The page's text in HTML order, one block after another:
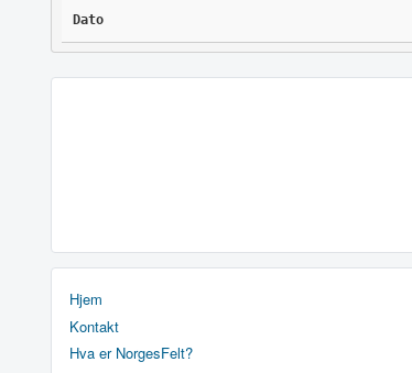
Dato
Hjem
Kontakt
Hva er NorgesFelt?